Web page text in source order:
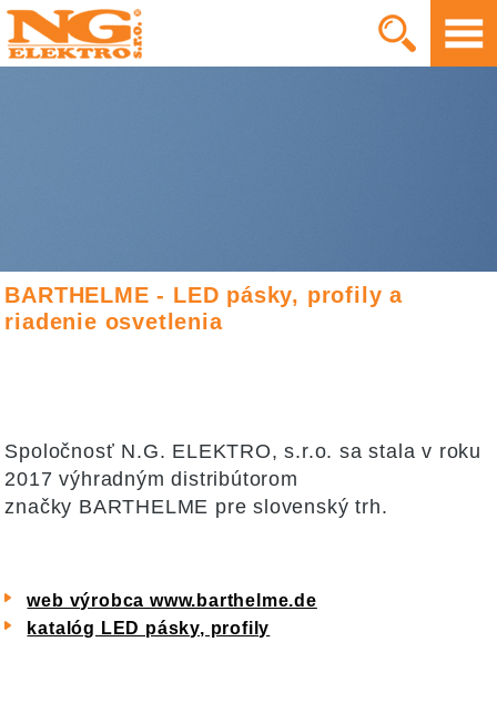
BARTHELME - LED pásky, profily a
riadenie osvetlenia
Spoločnosť N.G. ELEKTRO, s.r.o. sa stala v roku
2017 výhradným distribútorom
značky BARTHELME pre slovenský trh.
web výrobca www.barthelme.de
katalóg LED pásky, profily